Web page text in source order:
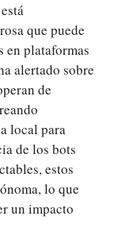
que puede
en plataformas
alertado sobre
de
local para
de los bots
estos
lo que
un impacto